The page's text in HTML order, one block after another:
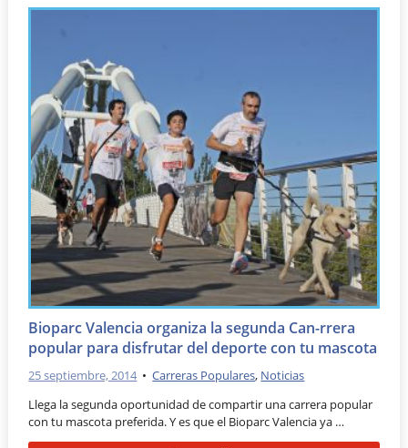
Bioparc Valencia organiza la segunda Can-rrera
popular para disfrutar del deporte con tu mascota
25 septiembre, 2014 •Carreras Populares, Noticias
Llega la segunda oportunidad de compartir una carrera popular
con tu mascota preferida. Y es que el Bioparc Valencia ya …